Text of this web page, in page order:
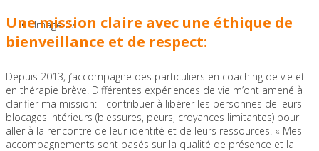
Image 07
Une mission claire avec une éthique de
bienveillance et de respect:
Depuis 2013, j’accompagne des particuliers en coaching de vie et
en thérapie brève. Différentes expériences de vie m’ont amené à
clarifier ma mission: - contribuer à libérer les personnes de leurs
blocages intérieurs (blessures, peurs, croyances limitantes) pour
aller à la rencontre de leur identité et de leurs ressources. « Mes
accompagnements sont basés sur la qualité de présence et la